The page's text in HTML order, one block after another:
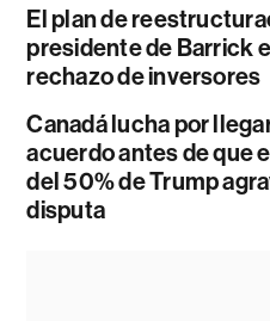
El plan de
presidente de Barrick
rechazo de inversores
Canadá lucha por
acuerdo antes de que
del 50% de Trump
disputa